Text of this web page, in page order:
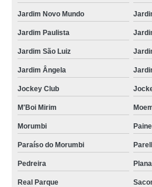
Jardim Novo Mundo
Jardim Paulista
Jardim São Luiz
Jardim Ângela
Jockey Club
M'Boi Mirim
Morumbi
Paraíso do Morumbi
Pedreira
Real Parque